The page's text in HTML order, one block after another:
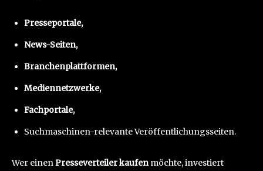
Presseportale,
News-Seiten,
Branchenplattformen,
Mediennetzwerke,
Fachportale,
Suchmaschinen-relevante Veröffentlichungsseiten.
Wer einenPresseverteiler kaufenmöchte, investiert